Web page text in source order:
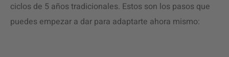
ciclos de 5 años tradicionales. Estos son los pasos que
puedes empezar a dar para adaptarte ahora mismo: